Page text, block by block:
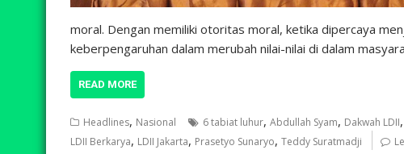
moral. Dengan memiliki otoritas moral, ketika dipercaya
keberpengaruhan dalam merubah nilai-nilai di dalam
READ MORE
Headlines, Nasional 6 tabiat luhur, Abdullah Syam, Dakwah LDII,
LDII Berkarya, LDII Jakarta, Prasetyo Sunaryo, Teddy Suratmadji